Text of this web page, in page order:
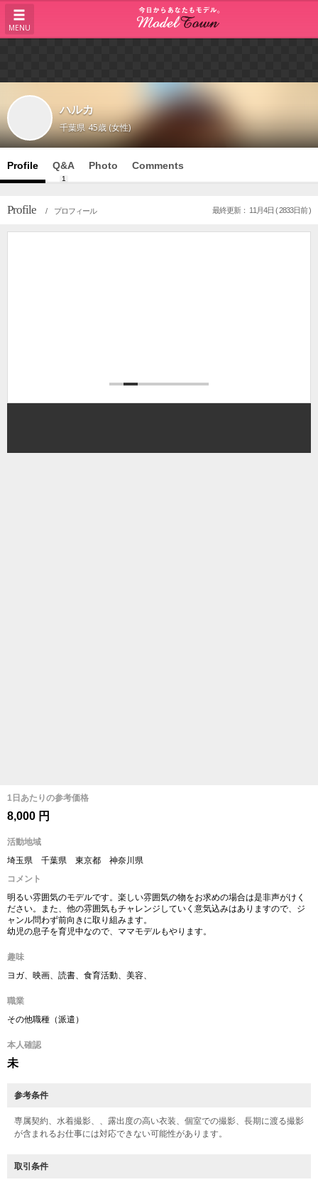
MENU
ハルカ
千葉県 45歳 (女性)
Profile Q&A
1
Photo Comments
Profile / プロフィール 最終更新： 11月4日 ( 2833日前 )
1日あたりの参考価格
8,000 円
活動地域
埼玉県 千葉県 東京都 神奈川県
コメント
明るい雰囲気のモデルです。楽しい雰囲気の物をお求めの場合は是非声がけく
ださい。また、他の雰囲気もチャレンジしていく意気込みはありますので、ジ
ャンル問わず前向きに取り組みます。
幼児の息子を育児中なので、ママモデルもやります。
趣味
ヨガ、映画、読書、食育活動、美容、
職業
その他職種（派遣）
本人確認
未
参考条件
専属契約、水着撮影、、露出度の高い衣装、個室での撮影、長期に渡る撮影
が含まれるお仕事には対応できない可能性があります。
取引条件